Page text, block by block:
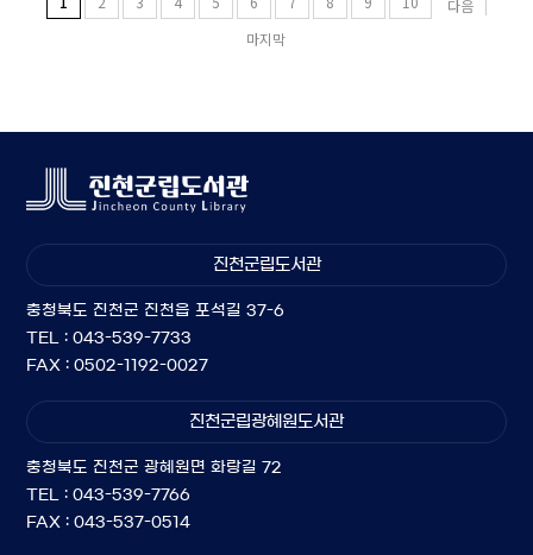
다음
마지막
진천군립도서관
충청북도 진천군 진천읍 포석길 37-6
TEL : 043-539-7733
FAX : 0502-1192-0027
진천군립광혜원도서관
충청북도 진천군 광혜원면 화랑길 72
TEL : 043-539-7766
FAX : 043-537-0514